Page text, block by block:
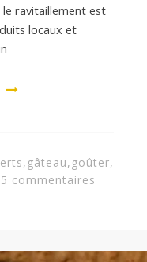
ravitaillement est
locaux et
, gâteau, goûter,
5 commentaires